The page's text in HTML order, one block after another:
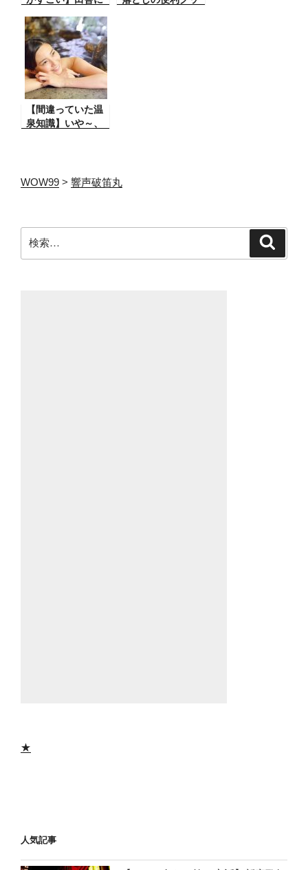
とっては、現在頻
繁に行われている
ネット通販という
のは本当にありが
たい。 Amazon！
【間違っていた温
泉知識】いや～、
の温泉ははたし
WOW99 > 響声破笛丸
検
索:
★
人気記事